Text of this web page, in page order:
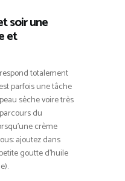
soir une
et
totalement
parfois une tâche
sèche voire très
du
crème
ajoutez dans
goutte d’huile